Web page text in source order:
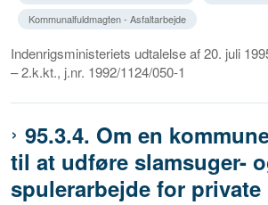
Kommunalfuldmagten - Asfaltarbejde
Indenrigsministeriets udtalelse af 20. juli
– 2.k.kt., j.nr. 1992/1124/050-1
95.3.4. Om en
til at udføre slamsuger-
spulerarbejde for private